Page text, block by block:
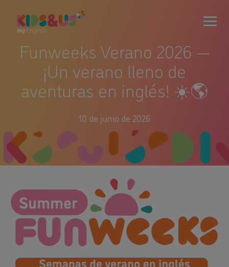
Funweeks Verano 2026 —
¡Un verano lleno de
aventuras en inglés! ☀️🌎
10 de junio de 2026